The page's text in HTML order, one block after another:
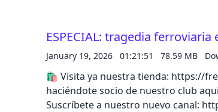
ESPECIAL: tragedia ferroviaria
January 19, 2026 01:21:51 78.59 MB
🛍️ Visita ya nuestra tienda: https://
haciéndote socio de nuestro club
Suscríbete a nuestro nuevo canal: